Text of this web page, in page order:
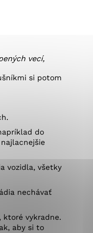
vecí,
si potom
do
vozidla, všetky
nechávať
vykradne.
aby si to